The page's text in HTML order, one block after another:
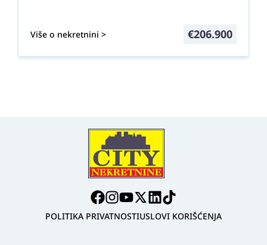
Više o nekretnini > €206.900
POLITIKA PRIVATNOSTIUSLOVI KORIŠĆENJA